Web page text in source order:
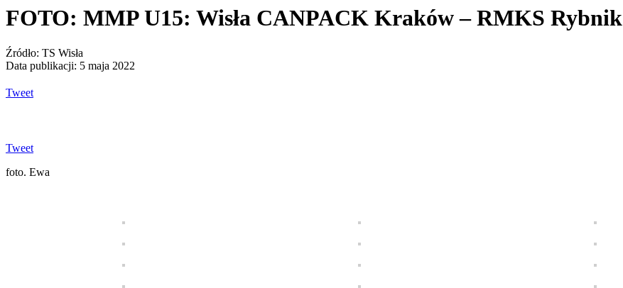
FOTO: MMP U15: Wisła CANPACK Kraków – RMKS Rybnik
Źródło: TS Wisła
Data publikacji: 5 maja 2022
Tweet
Tweet
foto. Ewa